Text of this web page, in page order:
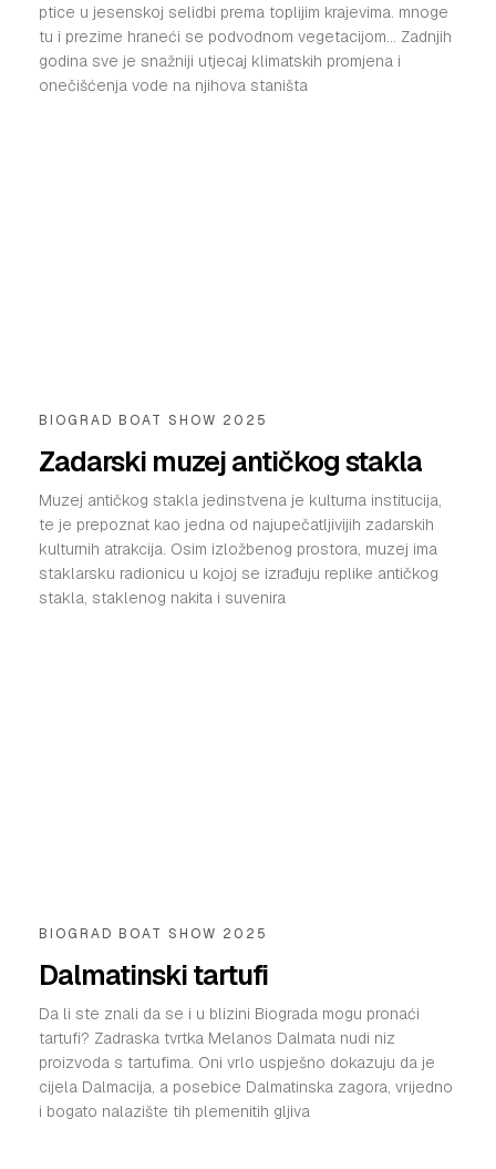
ptice u jesenskoj selidbi prema toplijim krajevima. mnoge
tu i prezime hraneći se podvodnom vegetacijom… Zadnjih
godina sve je snažniji utjecaj klimatskih promjena i
onečišćenja vode na njihova staništa
BIOGRAD BOAT SHOW 2025
Zadarski muzej antičkog stakla
Muzej antičkog stakla jedinstvena je kulturna institucija,
te je prepoznat kao jedna od najupečatljivijih zadarskih
kulturnih atrakcija. Osim izložbenog prostora, muzej ima
staklarsku radionicu u kojoj se izrađuju replike antičkog
stakla, staklenog nakita i suvenira
BIOGRAD BOAT SHOW 2025
Dalmatinski tartufi
Da li ste znali da se i u blizini Biograda mogu pronaći
tartufi? Zadraska tvrtka Melanos Dalmata nudi niz
proizvoda s tartufima. Oni vrlo uspješno dokazuju da je
cijela Dalmacija, a posebice Dalmatinska zagora, vrijedno
i bogato nalazište tih plemenitih gljiva